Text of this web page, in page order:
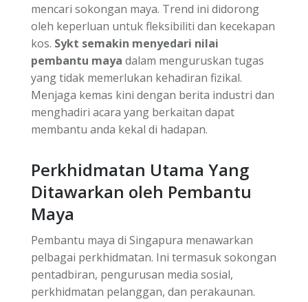
mencari sokongan maya. Trend ini didorong
oleh keperluan untuk fleksibiliti dan kecekapan
kos. Sykt semakin menyedari nilai
pembantu maya dalam menguruskan tugas
yang tidak memerlukan kehadiran fizikal.
Menjaga kemas kini dengan berita industri dan
menghadiri acara yang berkaitan dapat
membantu anda kekal di hadapan.
Perkhidmatan Utama Yang
Ditawarkan oleh Pembantu
Maya
Pembantu maya di Singapura menawarkan
pelbagai perkhidmatan. Ini termasuk sokongan
pentadbiran, pengurusan media sosial,
perkhidmatan pelanggan, dan perakaunan.